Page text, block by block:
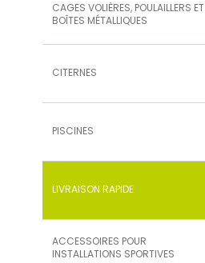
CAGES VOLIÈRES, POULAILLERS ET
BOÎTES MÉTALLIQUES
CITERNES
PISCINES
LIVRAISON RAPIDE
ACCESSOIRES POUR
INSTALLATIONS SPORTIVES